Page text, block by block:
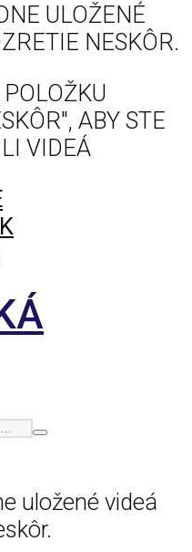
ULOŽENÉ
NESKÔR.
ABY STE
VIDEÁ
uložené videá